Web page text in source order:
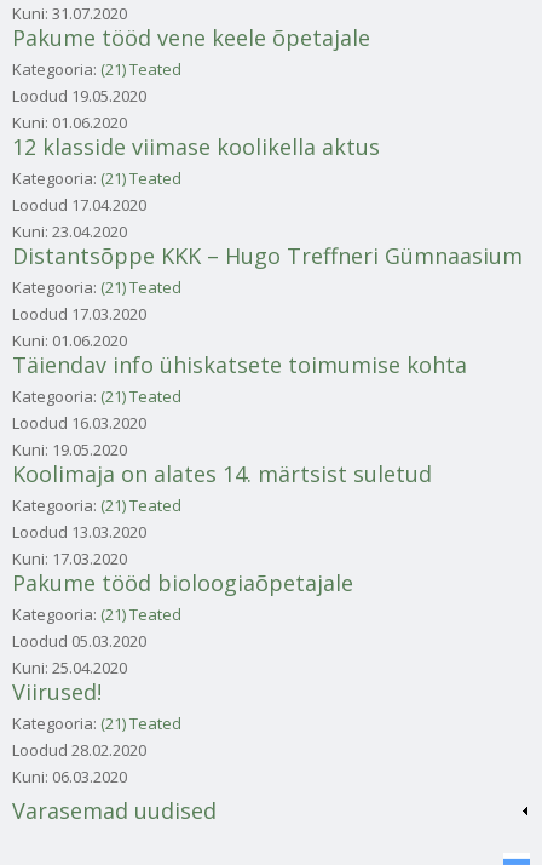
Kuni: 31.07.2020
Pakume tööd vene keele õpetajale
Kategooria: (21) Teated
Loodud 19.05.2020
Kuni: 01.06.2020
12 klasside viimase koolikella aktus
Kategooria: (21) Teated
Loodud 17.04.2020
Kuni: 23.04.2020
Distantsõppe KKK – Hugo Treffneri Gümnaasium
Kategooria: (21) Teated
Loodud 17.03.2020
Kuni: 01.06.2020
Täiendav info ühiskatsete toimumise kohta
Kategooria: (21) Teated
Loodud 16.03.2020
Kuni: 19.05.2020
Koolimaja on alates 14. märtsist suletud
Kategooria: (21) Teated
Loodud 13.03.2020
Kuni: 17.03.2020
Pakume tööd bioloogiaõpetajale
Kategooria: (21) Teated
Loodud 05.03.2020
Kuni: 25.04.2020
Viirused!
Kategooria: (21) Teated
Loodud 28.02.2020
Kuni: 06.03.2020
Varasemad uudised